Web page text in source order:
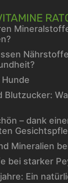
Blutzucker:
– dank
Mineralien
bei starker
Ein